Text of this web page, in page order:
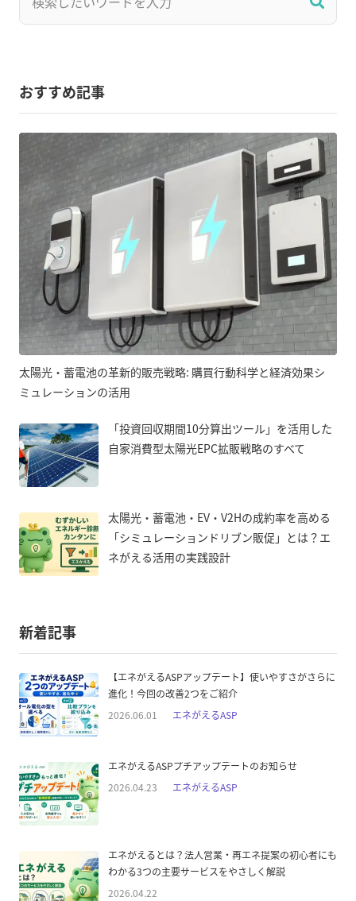
おすすめ記事
太陽光・蓄電池の革新的販売戦略: 購買行動科学と経済効果シ
ミュレーションの活用
「投資回収期間10分算出ツール」を活用した
自家消費型太陽光EPC拡販戦略のすべて
太陽光・蓄電池・EV・V2Hの成約率を高める
「シミュレーションドリブン販促」とは？エ
ネがえる活用の実践設計
新着記事
【エネがえるASPアップデート】使いやすさがさらに
進化！今回の改善2つをご紹介
2026.06.01
エネがえるASP
エネがえるASPプチアップデートのお知らせ
2026.04.23
エネがえるASP
エネがえるとは？法人営業・再エネ提案の初心者にも
わかる3つの主要サービスをやさしく解説
2026.04.22